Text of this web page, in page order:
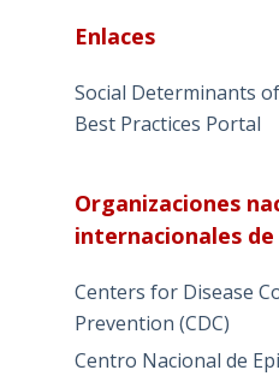
Enlaces
Social Determinants
Best Practices Portal
Organizaciones
internacionales de
Centers for Disease
Prevention (CDC)
Centro Nacional de